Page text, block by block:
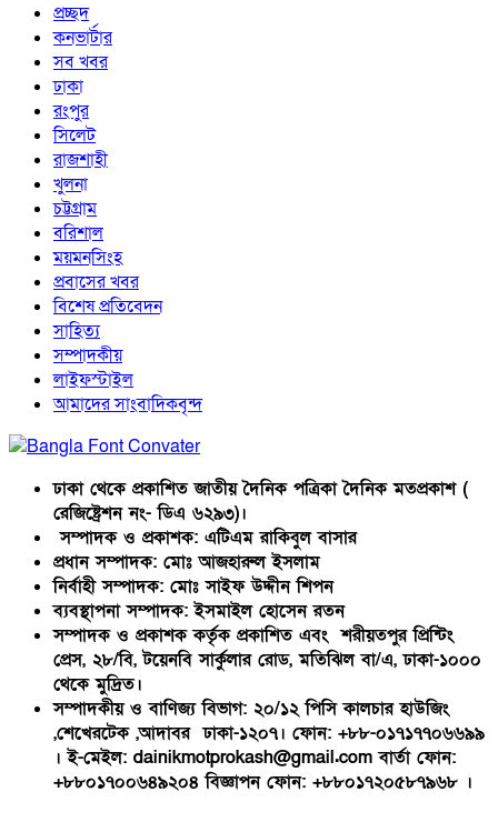
প্রচ্ছদ
কনভার্টার
সব খবর
ঢাকা
রংপুর
সিলেট
রাজশাহী
খুলনা
চট্টগ্রাম
বরিশাল
ময়মনসিংহ
প্রবাসের খবর
বিশেষ প্রতিবেদন
সাহিত্য
সম্পাদকীয়
লাইফস্টাইল
আমাদের সাংবাদিকবৃন্দ
ঢাকা থেকে প্রকাশিত জাতীয় দৈনিক পত্রিকা দৈনিক মতপ্রকাশ (
রেজিষ্ট্রেশন নং- ডিএ ৬২৯৩)।
সম্পাদক ও প্রকাশক: এটিএম রাকিবুল বাসার
প্রধান সম্পাদক: মোঃ আজহারুল ইসলাম
নির্বাহী সম্পাদক: মোঃ সাইফ উদ্দীন শিপন
ব্যবস্থাপনা সম্পাদক: ইসমাইল হোসেন রতন
সম্পাদক ও প্রকাশক কর্তৃক প্রকাশিত এবং শরীয়তপুর প্রিন্টিং
প্রেস, ২৮/বি, টয়েনবি সার্কুলার রোড, মতিঝিল বা/এ, ঢাকা-১০০০
থেকে মুদ্রিত।
সম্পাদকীয় ও বাণিজ্য বিভাগ: ২০/১২ পিসি কালচার হাউজিং
,শেখেরটেক ,আদাবর ঢাকা-১২০৭। ফোন: +৮৮-০১৭১৭৭০৬৬৯৯
। ই-মেইল: dainikmotprokash@gmail.com বার্তা ফোন:
+৮৮০১৭০০৬৪৯২০৪ বিজ্ঞাপন ফোন: +৮৮০১৭২০৫৮৭৯৬৮ ।